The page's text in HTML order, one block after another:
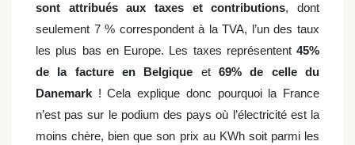
sont attribués aux taxes et contributions, dont
seulement 7 % correspondent à la TVA, l’un des taux
les plus bas en Europe. Les taxes représentent 45%
de la facture en Belgique et69% de celle du
Danemark ! Cela explique donc pourquoi la France
n’est pas sur le podium des pays où l’électricité est la
moins chère, bien que son prix au KWh soit parmi les